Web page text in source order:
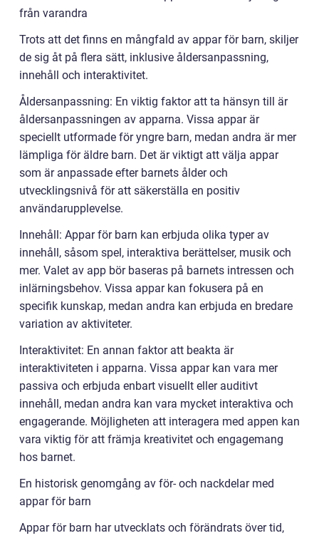
från varandra
Trots att det finns en mångfald av appar för barn, skiljer
de sig åt på flera sätt, inklusive åldersanpassning,
innehåll och interaktivitet.
Åldersanpassning: En viktig faktor att ta hänsyn till är
åldersanpassningen av apparna. Vissa appar är
speciellt utformade för yngre barn, medan andra är mer
lämpliga för äldre barn. Det är viktigt att välja appar
som är anpassade efter barnets ålder och
utvecklingsnivå för att säkerställa en positiv
användarupplevelse.
Innehåll: Appar för barn kan erbjuda olika typer av
innehåll, såsom spel, interaktiva berättelser, musik och
mer. Valet av app bör baseras på barnets intressen och
inlärningsbehov. Vissa appar kan fokusera på en
specifik kunskap, medan andra kan erbjuda en bredare
variation av aktiviteter.
Interaktivitet: En annan faktor att beakta är
interaktiviteten i apparna. Vissa appar kan vara mer
passiva och erbjuda enbart visuellt eller auditivt
innehåll, medan andra kan vara mycket interaktiva och
engagerande. Möjligheten att interagera med appen kan
vara viktig för att främja kreativitet och engagemang
hos barnet.
En historisk genomgång av för- och nackdelar med
appar för barn
Appar för barn har utvecklats och förändrats över tid,